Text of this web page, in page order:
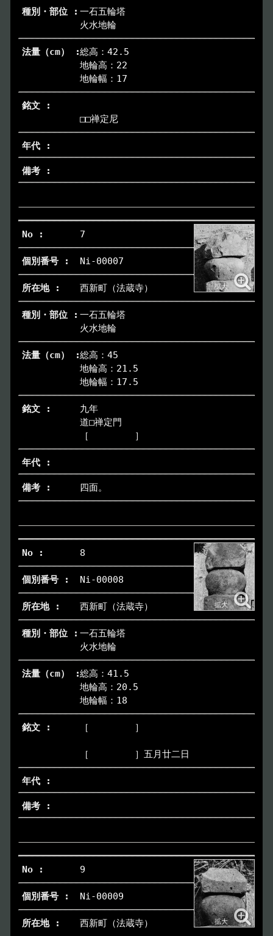
一石五輪塔
火水地輪
総高：42.5
地輪高：22
地輪幅：17
□□禅定尼
7
Ni-00007
西新町（法蔵寺）
一石五輪塔
火水地輪
総高：45
地輪高：21.5
地輪幅：17.5
九年
道□禅定門
［ ］
四面。
8
Ni-00008
西新町（法蔵寺）
一石五輪塔
火水地輪
総高：41.5
地輪高：20.5
地輪幅：18
［ ］
［ ］五月廿二日
9
Ni-00009
西新町（法蔵寺）